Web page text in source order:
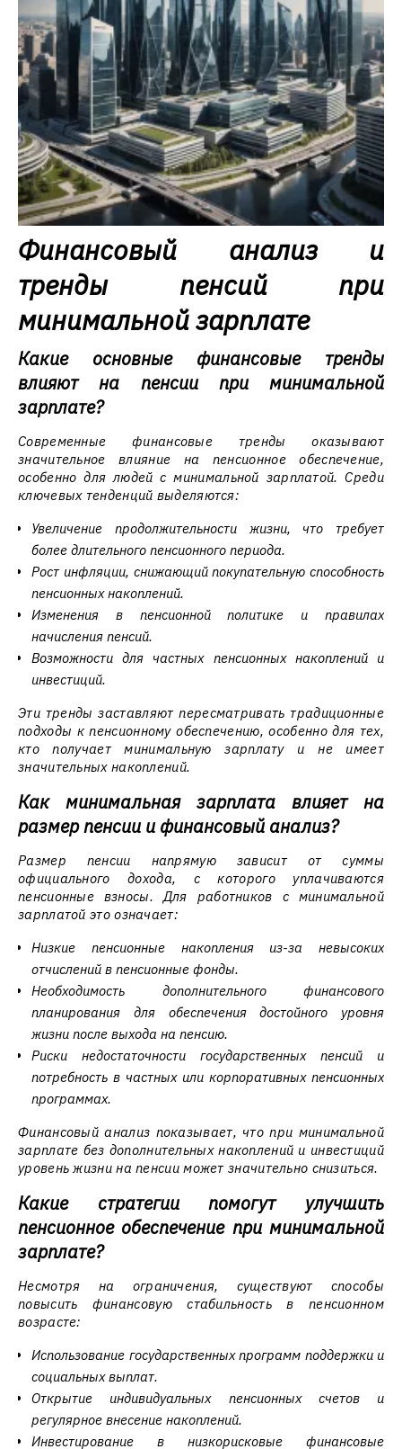
Финансовый анализ и
тренды пенсий при
минимальной зарплате
Какие основные финансовые тренды
влияют на пенсии при минимальной
зарплате?
Современные финансовые тренды оказывают
значительное влияние на пенсионное обеспечение,
особенно для людей с минимальной зарплатой. Среди
ключевых тенденций выделяются:
Увеличение продолжительности жизни, что требует
более длительного пенсионного периода.
Рост инфляции, снижающий покупательную способность
пенсионных накоплений.
Изменения в пенсионной политике и правилах
начисления пенсий.
Возможности для частных пенсионных накоплений и
инвестиций.
Эти тренды заставляют пересматривать традиционные
подходы к пенсионному обеспечению, особенно для тех,
кто получает минимальную зарплату и не имеет
значительных накоплений.
Как минимальная зарплата влияет на
размер пенсии и финансовый анализ?
Размер пенсии напрямую зависит от суммы
официального дохода, с которого уплачиваются
пенсионные взносы. Для работников с минимальной
зарплатой это означает:
Низкие пенсионные накопления из-за невысоких
отчислений в пенсионные фонды.
Необходимость дополнительного финансового
планирования для обеспечения достойного уровня
жизни после выхода на пенсию.
Риски недостаточности государственных пенсий и
потребность в частных или корпоративных пенсионных
программах.
Финансовый анализ показывает, что при минимальной
зарплате без дополнительных накоплений и инвестиций
уровень жизни на пенсии может значительно снизиться.
Какие стратегии помогут улучшить
пенсионное обеспечение при минимальной
зарплате?
Несмотря на ограничения, существуют способы
повысить финансовую стабильность в пенсионном
возрасте:
Использование государственных программ поддержки и
социальных выплат.
Открытие индивидуальных пенсионных счетов и
регулярное внесение накоплений.
Инвестирование в низкорисковые финансовые